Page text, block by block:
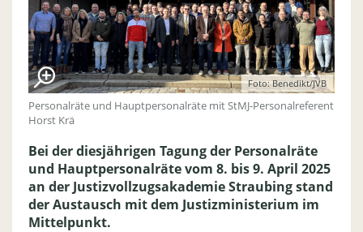
Foto: Benedikt/JVB
Personalräte und Hauptpersonalräte mit StMJ-Personalreferent
Horst Krä
Bei der diesjährigen Tagung der Personalräte
und Hauptpersonalräte vom 8. bis 9. April 2025
an der Justizvollzugsakademie Straubing stand
der Austausch mit dem Justizministerium im
Mittelpunkt.